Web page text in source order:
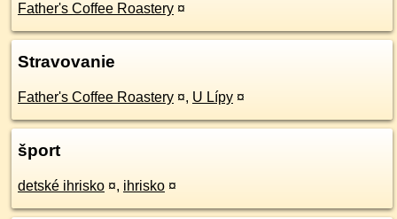
Father's Coffee Roastery ¤
Stravovanie
Father's Coffee Roastery ¤, U Lípy ¤
šport
detské ihrisko ¤, ihrisko ¤